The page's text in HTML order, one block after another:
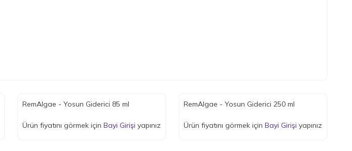
RemAlgae - Yosun Giderici 85 ml
Ürün fiyatını görmek için Bayi Girişi yapınız
RemAlgae - Yosun Giderici 250 ml
Ürün fiyatını görmek için Bayi Girişi yapınız